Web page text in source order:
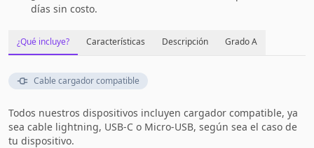
días sin costo.
¿Qué incluye? Características Descripción Grado A
Cable cargador compatible
Todos nuestros dispositivos incluyen cargador compatible, ya
sea cable lightning, USB-C o Micro-USB, según sea el caso de
tu dispositivo.